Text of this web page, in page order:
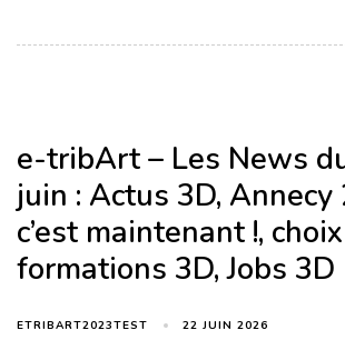
e-tribArt – Les News
juin : Actus 3D, Annecy
c’est maintenant !,
formations 3D, Jobs 3D
ETRIBART2023TEST 22 JUIN 2026